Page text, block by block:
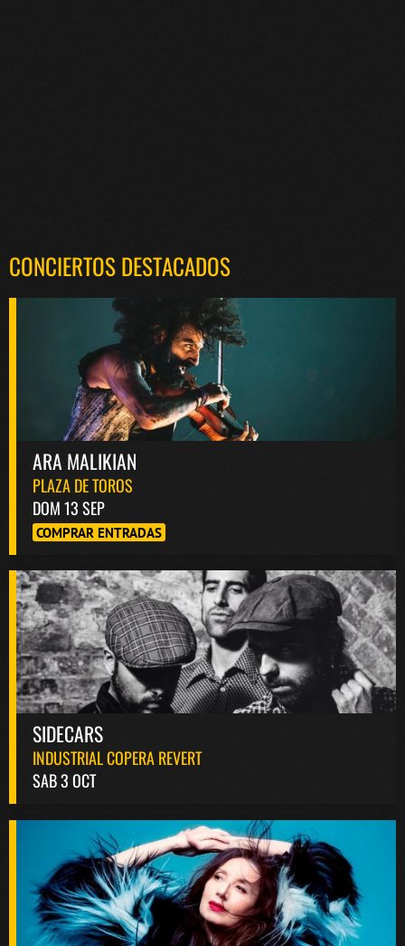
CONCIERTOS DESTACADOS
ARA MALIKIAN
PLAZA DE TOROS
DOM 13 SEP
COMPRAR ENTRADAS
SIDECARS
INDUSTRIAL COPERA REVERT
SAB 3 OCT